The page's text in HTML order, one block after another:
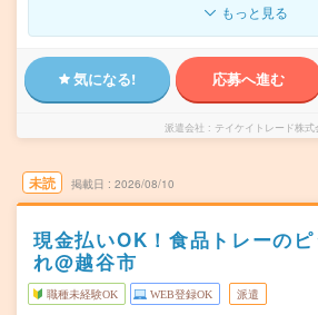
もっと見る
気になる! 応募へ進む
派遣会社 テイケイトレード株式
未読 掲載日 2026/08/10
現金払いOK！食品トレーの
れ@越谷市
職種未経験OK WEB登録OK 派遣